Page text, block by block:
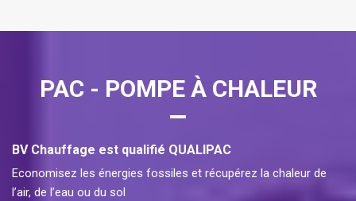
PAC - POMPE À CHALEUR
BV Chauffage est qualifié QUALIPAC
Economisez les énergies fossiles et récupérez la chaleur de
l’air, de l’eau ou du sol